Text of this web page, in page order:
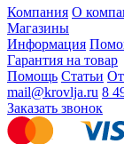
Компания О
Магазины
Информация
Гарантия на товар
Помощь Статьи
mail@krovlja.ru 8
Заказать звонок